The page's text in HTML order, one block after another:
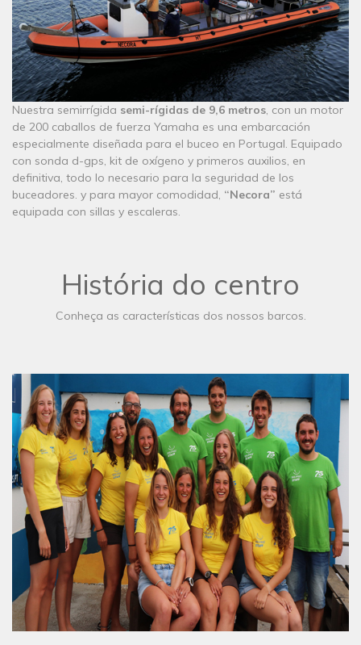
Nuestra semirrígida semi-rígidas de 9,6 metros, con un motor
de 200 caballos de fuerza Yamaha es una embarcación
especialmente diseñada para el buceo en Portugal. Equipado
con sonda d-gps, kit de oxígeno y primeros auxilios, en
definitiva, todo lo necesario para la seguridad de los
buceadores. y para mayor comodidad, “Necora” está
equipada con sillas y escaleras.
História do centro
Conheça as características dos nossos barcos.